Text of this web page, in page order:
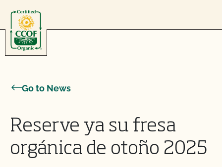
Go to News
Reserve ya su fresa
orgánica de otoño 2025